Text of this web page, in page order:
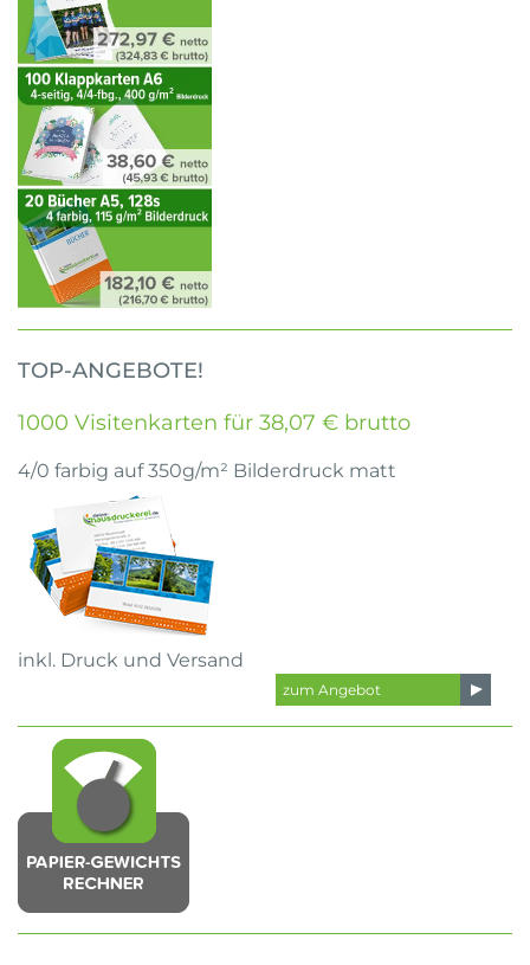
TOP-ANGEBOTE!
1000 Visitenkarten für 38,07 € brutto
4/0 farbig auf 350g/m² Bilderdruck matt
inkl. Druck und Versand
zum Angebot